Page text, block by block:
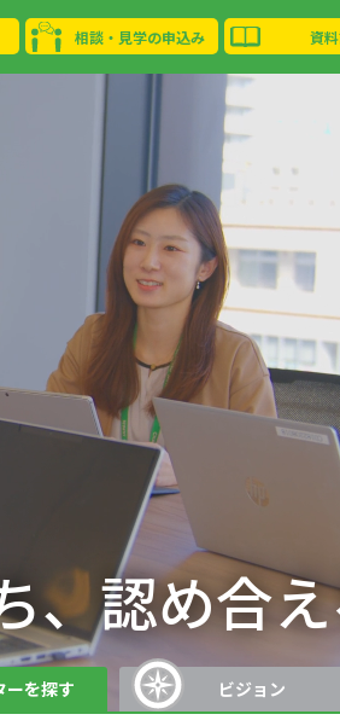
相談・見学の申込み 資
、認め合
ーを探す ビジョン